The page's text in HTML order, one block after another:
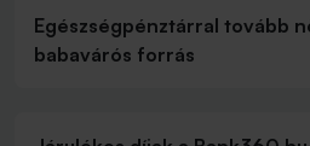
Egészségpénztárral tovább
babavárós forrás